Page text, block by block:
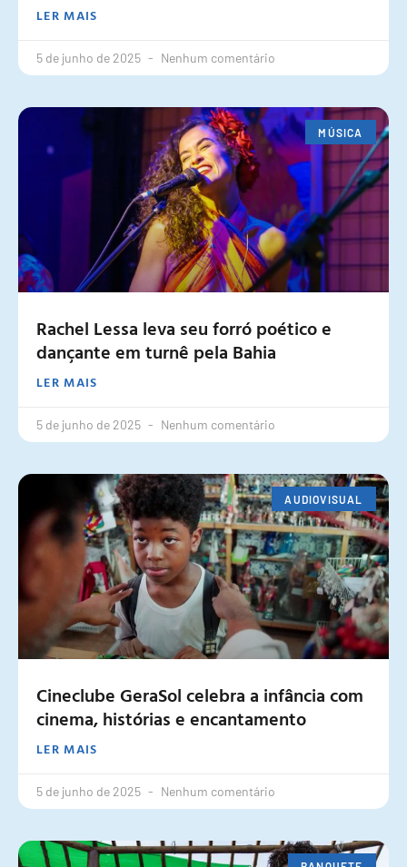
LER MAIS
5 de junho de 2025 Nenhum comentário
MÚSICA
Rachel Lessa leva seu forró poético e
dançante em turnê pela Bahia
LER MAIS
5 de junho de 2025 Nenhum comentário
AUDIOVISUAL
Cineclube GeraSol celebra a infância com
cinema, histórias e encantamento
LER MAIS
5 de junho de 2025 Nenhum comentário